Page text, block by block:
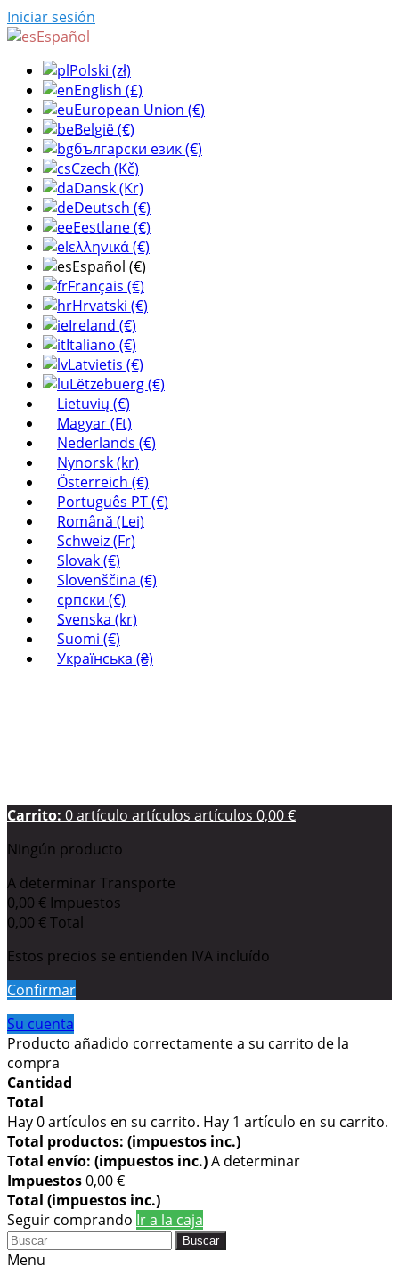
Iniciar sesión
Español
Polski (zł)
English (£)
European Union (€)
België (€)
български език (€)
Czech (Kč)
Dansk (Kr)
Deutsch (€)
Eestlane (€)
ελληνικά (€)
Español (€)
Français (€)
Hrvatski (€)
Ireland (€)
Italiano (€)
Latvietis (€)
Lëtzebuerg (€)
Lietuvių (€)
Magyar (Ft)
Nederlands (€)
Nynorsk (kr)
Österreich (€)
Português PT (€)
Română (Lei)
Schweiz (Fr)
Slovak (€)
Slovenščina (€)
српски (€)
Svenska (kr)
Suomi (€)
Українська (₴)
Carrito: 0artículo artículos artículos 0,00 €
Ningún producto
A determinar Transporte
0,00 € Impuestos
0,00 € Total
Estos precios se entienden IVA incluído
Confirmar
Su cuenta
Producto añadido correctamente a su carrito de la
compra
Cantidad
Total
Hay0artículos en su carrito. Hay 1 artículo en su carrito.
Total productos: (impuestos inc.)
Total envío: (impuestos inc.)A determinar
Impuestos0,00 €
Total (impuestos inc.)
Seguir comprando Ir a la caja
Buscar
Menu